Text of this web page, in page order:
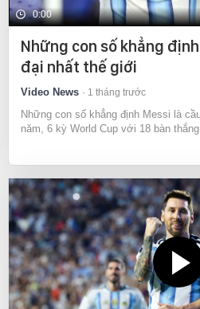
0:00
Những con số khẳng
đại nhất thế giới
Video News 1 tháng trước
Những con số khẳng định Messi là
năm, 6 kỳ World Cup với 18 bàn thắng